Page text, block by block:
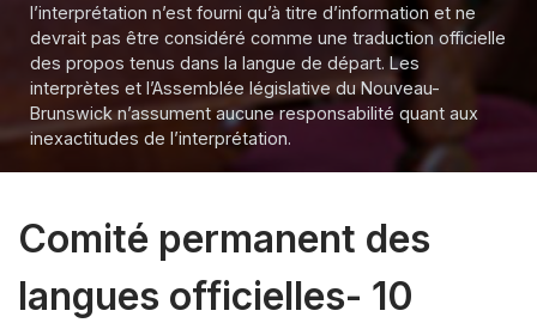
l’interprétation n’est fourni qu’à titre d’information et ne
devrait pas être considéré comme une traduction officielle
des propos tenus dans la langue de départ. Les
interprètes et l’Assemblée législative du Nouveau-
Brunswick n’assument aucune responsabilité quant aux
inexactitudes de l’interprétation.
Comité permanent des
langues officielles- 10